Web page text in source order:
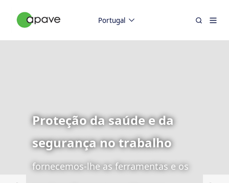
Portugal
Proteção da saúde e da
segurança no trabalho
fornecemos-lhe as ferramentas e os